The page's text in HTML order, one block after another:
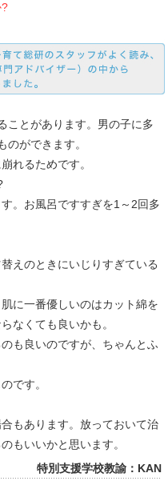
ことがあります。男の子に多
ができます。
れるためです。
。お風呂ですすぎを1～2回多
えのときにいじりすぎている
に一番優しいのはカット綿を
なくても良いかも。
も良いのですが、ちゃんとふ
です。
もあります。放っておいて治
もいいかと思います。
特別支援学校教諭：KAN